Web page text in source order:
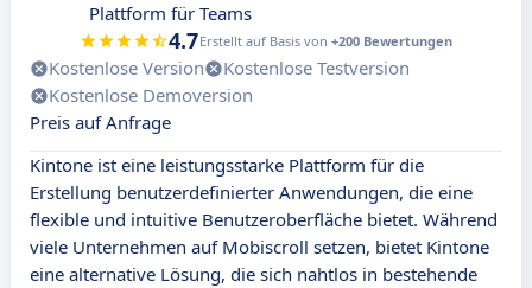
Plattform für Teams
4.7Erstellt auf Basis von +200 Bewertungen
Kostenlose Version
Kostenlose Testversion
Kostenlose Demoversion
Preis auf Anfrage
Kintone ist eine leistungsstarke Plattform für die
Erstellung benutzerdefinierter Anwendungen, die eine
flexible und intuitive Benutzeroberfläche bietet. Während
viele Unternehmen auf Mobiscroll setzen, bietet Kintone
eine alternative Lösung, die sich nahtlos in bestehende